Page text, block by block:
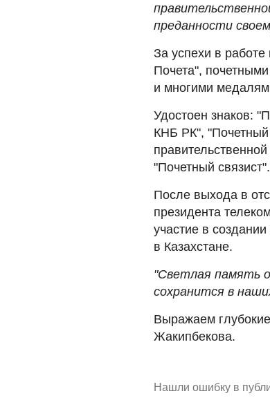
преданности
За успехи в
Почета",
и многими
Удостоен знаков:
КНБ РК", "Почетный
"Почетный связист".
После выхода в
президента
участие в
в Казахстане.
"Светлая память
сохранится в
Выражаем
Жакипбекова.
Нашли ошибку в